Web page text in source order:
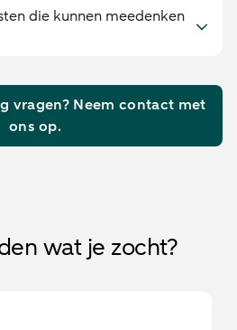
die kunnen meedenken
vragen? Neem contact met
ons op.
wat je zocht?